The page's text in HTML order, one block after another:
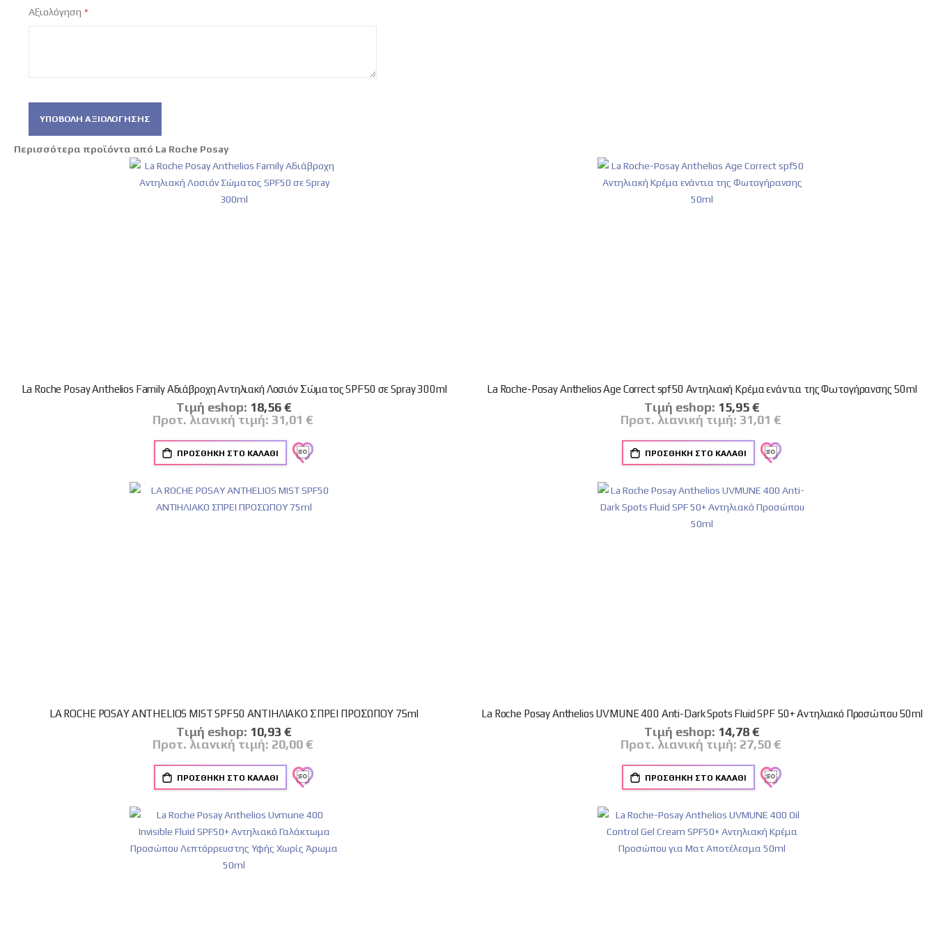
Αξιολόγηση
ΥΠΟΒΟΛΉ ΑΞΙΟΛΌΓΗΣΗΣ
Περισσότερα προϊόντα από La Roche Posay
La Roche Posay Anthelios Family Αδιάβροχη Αντηλιακή Λοσιόν Σώματος SPF50 σε Spray 300ml
Tιμή eshop: Ειδική
Τιμή
18,56 €
Προτ. λιανική τιμή: 31,01 €
ΠΡΟΣΘΉΚΗ ΣΤΟ ΚΑΛΆΘΙ
La Roche-Posay Αnthelios Age Correct spf50 Αντηλιακή Κρέμα ενάντια της Φωτογήρανσης 50ml
Tιμή eshop: Ειδική
Τιμή
15,95 €
Προτ. λιανική τιμή: 31,01 €
ΠΡΟΣΘΉΚΗ ΣΤΟ ΚΑΛΆΘΙ
LA ROCHE POSAY ANTHELIOS MIST SPF50 ΑΝΤΙΗΛΙΑΚΟ ΣΠΡΕΙ ΠΡΟΣΩΠΟΥ 75ml
Tιμή eshop: Ειδική
Τιμή
10,93 €
Προτ. λιανική τιμή: 20,00 €
ΠΡΟΣΘΉΚΗ ΣΤΟ ΚΑΛΆΘΙ
La Roche Posay Anthelios UVMUNE 400 Anti-Dark Spots Fluid SPF 50+ Αντηλιακό Προσώπου 50ml
Tιμή eshop: Ειδική
Τιμή
14,78 €
Προτ. λιανική τιμή: 27,50 €
ΠΡΟΣΘΉΚΗ ΣΤΟ ΚΑΛΆΘΙ